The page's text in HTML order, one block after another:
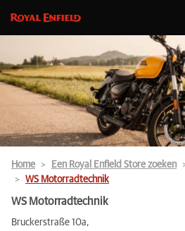
Home Een Royal Enfield Store zoeken
WS Motorradtechnik
WS Motorradtechnik
Bruckerstraße 10a,